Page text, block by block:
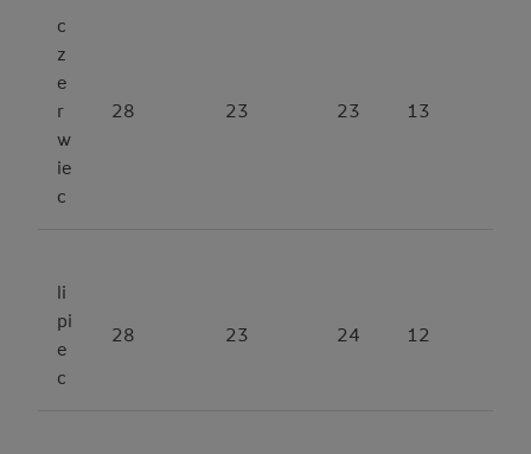
c
z
e
r
w
ie
c
28 23 23 13
li
pi
e
c
28 23 24 12